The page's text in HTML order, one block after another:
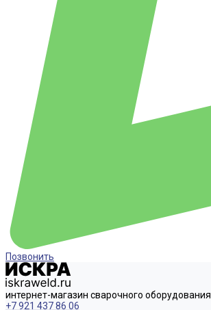
Позвонить
интернет-магазин сварочного оборудования
+7 921 437 86 06